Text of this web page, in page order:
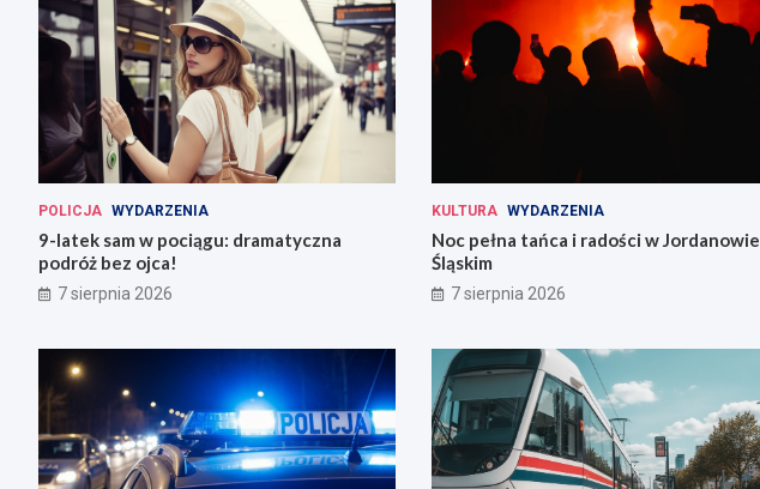
POLICJA WYDARZENIA
9-latek sam w pociągu: dramatyczna
podróż bez ojca!
7 sierpnia 2026
KULTURA WYDARZENIA
Noc pełna tańca i radości w Jordanowie
Śląskim
7 sierpnia 2026